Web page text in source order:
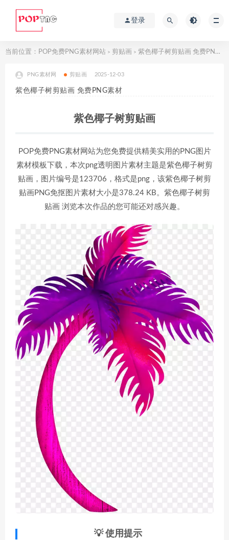
登录
当前位置： POP免费PNG素材网站 > 剪贴画 > 紫色椰子树剪贴画 免费PNG素材
PNG素材网 剪贴画 2025-12-03
紫色椰子树剪贴画 免费PNG素材
紫色椰子树剪贴画
POP免费PNG素材网站为您免费提供精美实用的PNG图片
素材模板下载，本次png透明图片素材主题是紫色椰子树剪
贴画，图片编号是123706，格式是png，该紫色椰子树剪
贴画PNG免抠图片素材大小是378.24 KB。紫色椰子树剪
贴画 浏览本次作品的您可能还对感兴趣。
💡 使用提示